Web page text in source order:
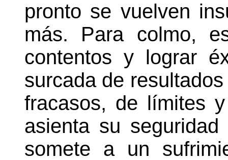
pronto se vuelven
más. Para colmo,
contentos y lograr
surcada de
fracasos, de límites
asienta su
somete a un